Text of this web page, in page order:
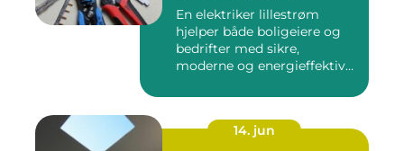
En elektriker lillestrøm
hjelper både boligeiere og
bedrifter med sikre,
moderne og energieffektive
14. jun